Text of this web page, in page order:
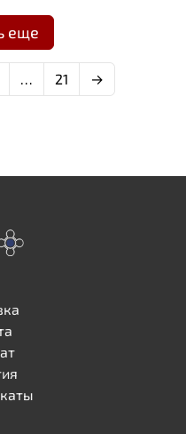
еще
… 21 →